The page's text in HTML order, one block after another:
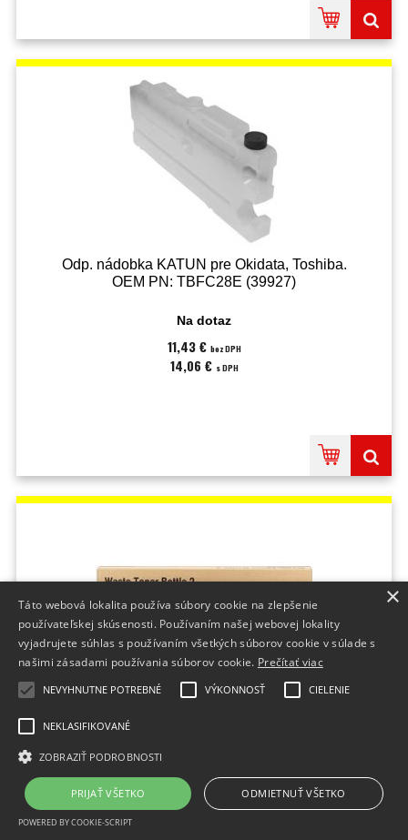
Odp. nádobka KATUN pre Okidata, Toshiba.
OEM PN: TBFC28E (39927)
Na dotaz
11,43 € bez DPH
14,06 € s DPH
odp. nádobka RICOH B051-2100 Aficio
1224C/1232C/3224C/3232C (50 000 str.) (B051-
11,84 €bez DPH
14,56 €
×
Táto webová lokalita používa súbory cookie na zlepšenie
používateľskej skúsenosti. Používaním našej webovej lokality
vyjadrujete súhlas s používaním všetkých súborov cookie v súlade s
našimi zásadami používania súborov cookie. Prečítať viac
NEVYHNUTNE POTREBNÉ VÝKONNOSŤ CIELENIE
NEKLASIFIKOVANÉ
ZOBRAZIŤ PODROBNOSTI
PRIJAŤ VŠETKO ODMIETNUŤ VŠETKO
POWERED BY COOKIE-SCRIPT